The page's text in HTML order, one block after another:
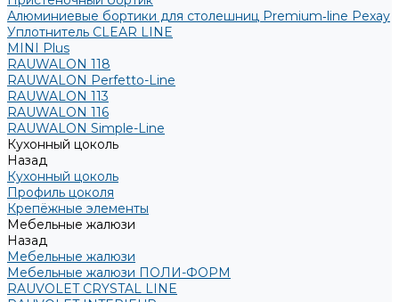
Алюминиевые бортики для столешниц Premium‑line Рехау
Уплотнитель CLEAR LINE
MINI Plus
RAUWALON 118
RAUWALON Perfetto-Line
RAUWALON 113
RAUWALON 116
RAUWALON Simple-Line
Кухонный цоколь
Назад
Кухонный цоколь
Профиль цоколя
Крепёжные элементы
Мебельные жалюзи
Назад
Мебельные жалюзи
Мебельные жалюзи ПОЛИ-ФОРМ
RAUVOLET CRYSTAL LINE